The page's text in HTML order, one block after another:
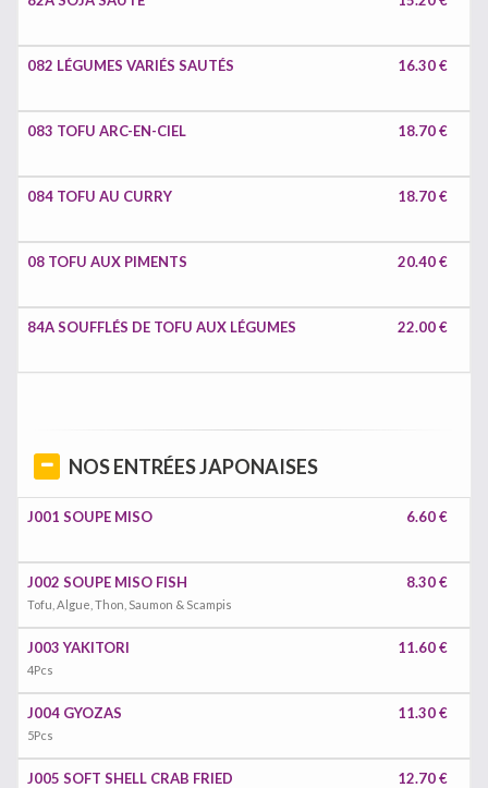
082 LÉGUMES VARIÉS SAUTÉS 16.30 €
083 TOFU ARC-EN-CIEL 18.70 €
084 TOFU AU CURRY 18.70 €
08 TOFU AUX PIMENTS 20.40 €
84A SOUFFLÉS DE TOFU AUX LÉGUMES 22.00 €
NOS ENTRÉES JAPONAISES
J001 SOUPE MISO 6.60 €
J002 SOUPE MISO FISH
Tofu, Algue, Thon, Saumon & Scampis
8.30 €
J003 YAKITORI
4Pcs
11.60 €
J004 GYOZAS
5Pcs
11.30 €
J005 SOFT SHELL CRAB FRIED 12.70 €